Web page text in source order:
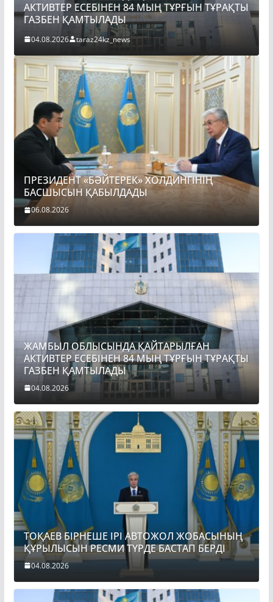
АКТИВТЕР ЕСЕБІНЕН 84 МЫҢ ТҰРҒЫН ТҰРАҚТЫ
ГАЗБЕН ҚАМТЫЛАДЫ
04.08.2026 taraz24kz_news
ПРЕЗИДЕНТ «БӘЙТЕРЕК» ХОЛДИНГІНІҢ
БАСШЫСЫН ҚАБЫЛДАДЫ
06.08.2026
ЖАМБЫЛ ОБЛЫСЫНДА ҚАЙТАРЫЛҒАН
АКТИВТЕР ЕСЕБІНЕН 84 МЫҢ ТҰРҒЫН ТҰРАҚТЫ
ГАЗБЕН ҚАМТЫЛАДЫ
04.08.2026
ТОҚАЕВ БІРНЕШЕ ІРІ АВТОЖОЛ ЖОБАСЫНЫҢ
ҚҰРЫЛЫСЫН РЕСМИ ТҮРДЕ БАСТАП БЕРДІ
04.08.2026